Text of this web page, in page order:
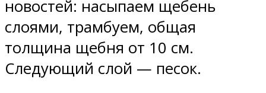
новостей: насыпаем щебень
слоями, трамбуем, общая
толщина щебня от 10 см.
Следующий слой — песок.